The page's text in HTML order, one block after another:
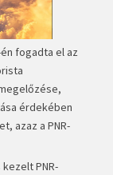
fogadta el az
érdekében
azaz a PNR-
PNR-